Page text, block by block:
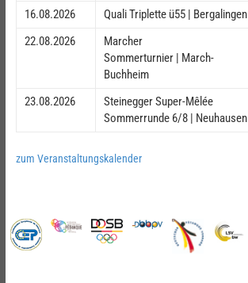
16.08.2026
Quali Triplette ü55 | Bergalingen
22.08.2026
Marcher
Sommerturnier | March-
Buchheim
23.08.2026
Steinegger Super-Mêlée
Sommerrunde 6/8 | Neuhausen
zum Veranstaltungskalender